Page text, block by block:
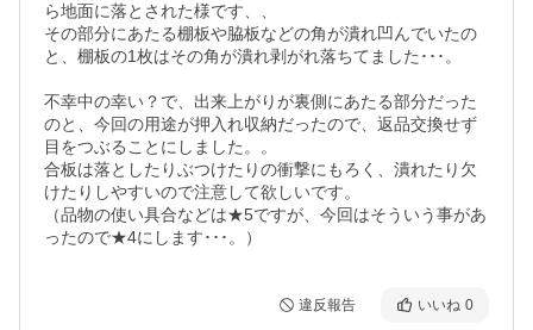
ら地面に落とされた様です、、
その部分にあたる棚板や脇板などの角が潰れ凹んでいたの
と、棚板の1枚はその角が潰れ剥がれ落ちてました･･･。
不幸中の幸い？で、出来上がりが裏側にあたる部分だった
のと、今回の用途が押入れ収納だったので、返品交換せず
目をつぶることにしました。。
合板は落としたりぶつけたりの衝撃にもろく、潰れたり欠
けたりしやすいので注意して欲しいです。
（品物の使い具合などは★5ですが、今回はそういう事があ
ったので★4にします･･･。）
違反報告 いいね 0